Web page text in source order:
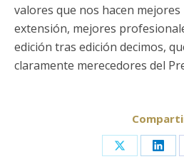
valores que nos hacen
extensión, mejores
edición tras edición decimos,
claramente merecedores del
Share